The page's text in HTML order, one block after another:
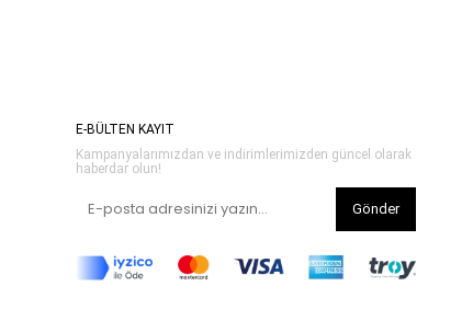
E-BÜLTEN KAYIT
Kampanyalarımızdan ve indirimlerimizden güncel olarak
haberdar olun!
Gönder